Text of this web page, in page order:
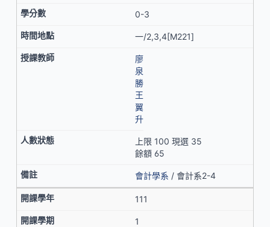
0-3
一/2,3,4[M221]
廖
泉
勝
王
翼
升
上限 100 現選 35
餘額 65
會計學系 / 會計系2-4
111
1